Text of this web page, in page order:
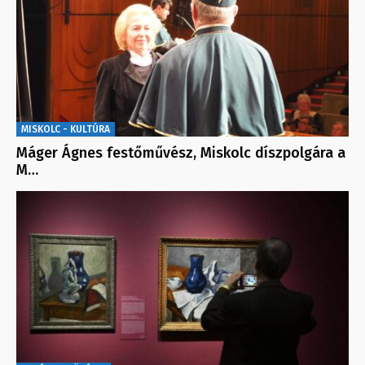
MISKOLC - KULTÚRA
Máger Ágnes festőművész, Miskolc díszpolgára a
M…